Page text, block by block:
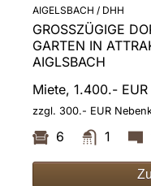
AIGELSBACH / DHH
GROSSZÜGIGE
ARTEN IN
IGLSBACH
Miete, 1.400.-
zzgl. 300.- EUR
6 1